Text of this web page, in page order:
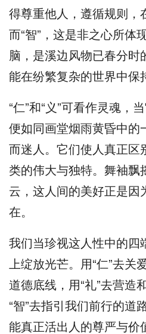
得尊重他人，遵循规则，
而“智”，这是非之心所体
脑，是溪边风物已春分时
能在纷繁复杂的世界中保
“仁”和“义”可看作灵魂，
便如同画堂烟雨黄昏中的
而迷人。它们使人真正区
类的伟大与独特。舞袖飘
云，这人间的美好正是因
在。
我们当珍视这人性中的四
上绽放光芒。用“仁”去关
道德底线，用“礼”去营造
“智”去指引我们前行的道
能真正活出人的尊严与价